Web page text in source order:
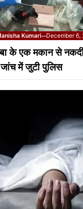
Kumari—December 6,
के एक मकान से
में जुटी पुलिस